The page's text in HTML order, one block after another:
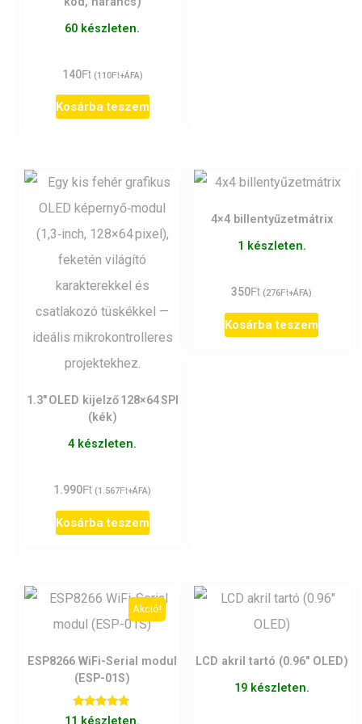
60 készleten.
140Ft (110Ft+ÁFA)
Kosárba teszem
1.3″ OLED kijelző 128×64 SPI
(kék)
4 készleten.
1.990Ft (1.567Ft+ÁFA)
Kosárba teszem
4×4 billentyűzetmátrix
1 készleten.
350Ft (276Ft+ÁFA)
Kosárba teszem
Akció!
ESP8266 WiFi-Serial modul
(ESP-01S)
Értékelés:
LCD akril tartó (0.96″ OLED)
19 készleten.